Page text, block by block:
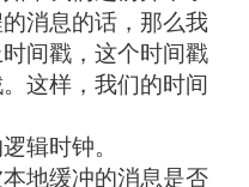
消息的话，那么我
间戳，这个时间戳
这样，我们的时间
辑时钟。
地缓冲的消息是否